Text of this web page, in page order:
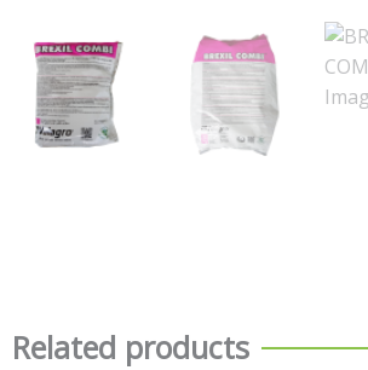
Related products